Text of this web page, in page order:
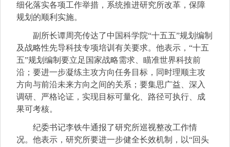
细化落实各项工作举措，系统推进研究所改革，保障
规划的顺利实施。
副所长谭周亮传达了中国科学院“十五五”规划编制
及战略性先导科技专项培训有关要求。他表示，“十五
五”规划编制要立足国家战略需求、瞄准世界科技前
沿；要进一步凝练主攻方向任务目标，同时理顺主攻
方向与前沿未来方向之间的关系；要集思广益、深入
调研、严格论证，实现目标可量化、路径可执行、成
果可考核。
纪委书记李铁牛通报了研究所巡视整改工作情
况。他表示，研究所要进一步健全长效机制，以“回头